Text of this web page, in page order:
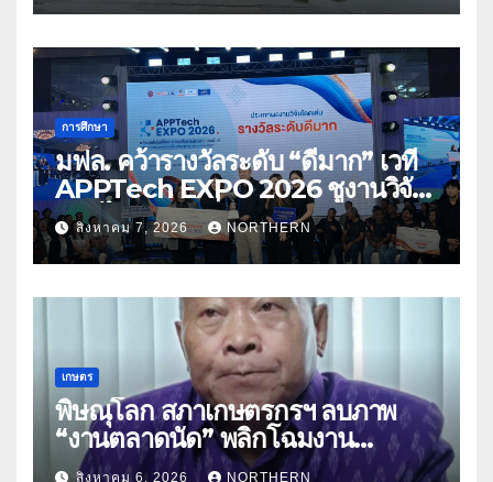
การศึกษา
มฟล. คว้ารางวัลระดับ “ดีมาก” เวที
APPTech EXPO 2026 ชูงานวิจัย
สมุนไพร ขับเคลื่อนนวัตกรรมสู่เชิง
พาณิชย์
สิงหาคม 7, 2026 NORTHERN
เกษตร
พิษณุโลก สภาเกษตรกรฯ ลบภาพ
“งานตลาดนัด” พลิกโฉมงาน
“เกษตรรุ่งเรืองเมืองสองแคว 69” มุ่ง
สิงหาคม 6, 2026 NORTHERN